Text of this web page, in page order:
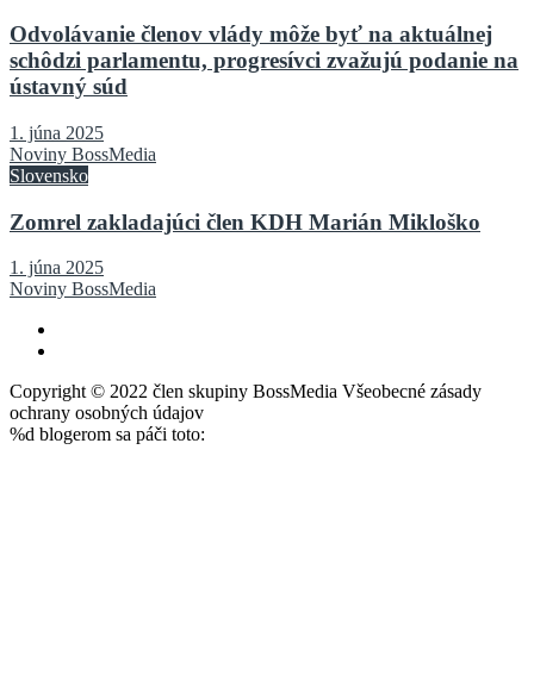
Odvolávanie členov vlády môže byť na aktuálnej
schôdzi parlamentu, progresívci zvažujú podanie na
ústavný súd
1. júna 2025
Noviny BossMedia
Slovensko
Zomrel zakladajúci člen KDH Marián Mikloško
1. júna 2025
Noviny BossMedia
Copyright © 2022 člen skupiny BossMedia Všeobecné zásady
ochrany osobných údajov
%d blogerom sa páči toto: